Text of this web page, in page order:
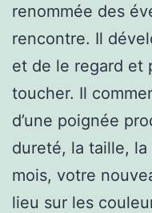
renommée des
rencontre. Il
et de le regard et
toucher. Il
d’une poignée
dureté, la taille,
mois, votre
lieu sur les